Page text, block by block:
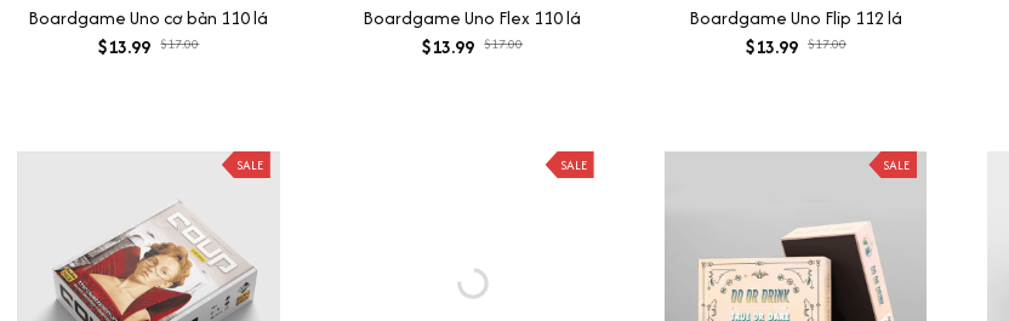
Boardgame Uno cơ bản 110 lá
$13.99 $17.00
Boardgame Uno Flex 110 lá
$13.99 $17.00
Boardgame Uno Flip 112 lá
$13.99 $17.00
SALE SALE SALE